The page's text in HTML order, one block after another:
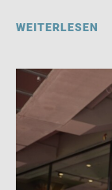
WEITERLESEN